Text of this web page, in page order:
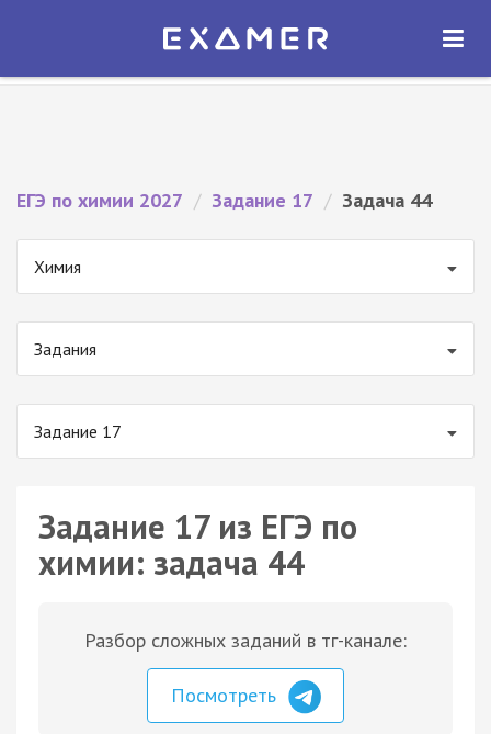
Экзамер — ЕГЭ 2027
ОТКРЫТЬ
ЕГЭ по химии 2027 / Задание 17 / Задача 44
Химия
Задания
Задание 17
Задание 17 из ЕГЭ по
химии: задача 44
Разбор сложных заданий в тг-канале:
Посмотреть